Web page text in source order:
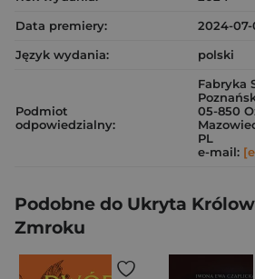
Data premiery:
2024-
Język wydania:
polski
Podmiot
odpowiedzialny:
Fabryka
05-850
PL
e-mail:
Podobne do Ukryta
Zmroku